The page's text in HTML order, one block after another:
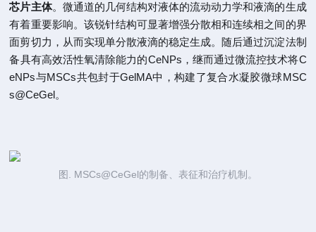
芯片主体。微通道的几何结构对液体的流动动力学和液滴的生成
有着重要影响。该锐针结构可显著增强分散相和连续相之间的界
面剪切力，从而实现单分散液滴的稳定生成。随后通过沉淀法制
备具有高效活性氧清除能力的CeNPs，继而通过微流控技术将C
eNPs与MSCs共包封于GelMA中，构建了复合水凝胶微球MSC
s@CeGel。
图. MSCs@CeGel的制备、表征和治疗机制。